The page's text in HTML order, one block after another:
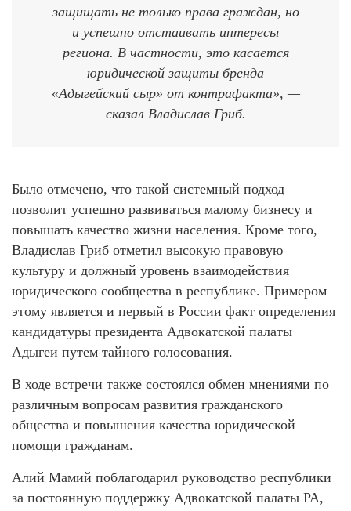
защищать не только права граждан, но
и успешно отстаивать интересы
региона. В частности, это касается
юридической защиты бренда
«Адыгейский сыр» от контрафакта», —
сказал Владислав Гриб.
Было отмечено, что такой системный подход
позволит успешно развиваться малому бизнесу и
повышать качество жизни населения. Кроме того,
Владислав Гриб отметил высокую правовую
культуру и должный уровень взаимодействия
юридического сообщества в республике. Примером
этому является и первый в России факт определения
кандидатуры президента Адвокатской палаты
Адыгеи путем тайного голосования.
В ходе встречи также состоялся обмен мнениями по
различным вопросам развития гражданского
общества и повышения качества юридической
помощи гражданам.
Алий Мамий поблагодарил руководство республики
за постоянную поддержку Адвокатской палаты РА,